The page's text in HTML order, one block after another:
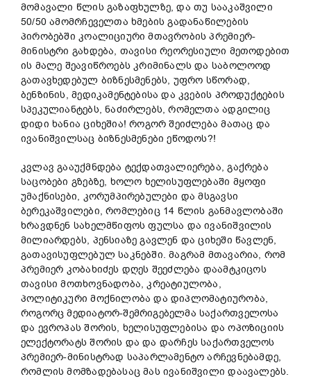
მომავალი წლის გაზაფხულზე, და თუ სააკაშვილი
50/50 ამომრჩეველთა ხმების გადანაწილების
პირობებში კოალიციური მთავრობის პრემიერ-
მინისტრი გახდება, თავისი რეორესიული მეთოდებით
ის მალე შეავიწროებს კრიმინალს და საბოლოოდ
გათავხედებულ ბიზნესმენებს, უფრო სწორად,
ბენზინის, მედიკამენტებისა და კვების პროდუქტების
სპეკულიანტებს, ნაძირლებს, რომელთა ადგილიც
დიდი ხანია ციხეშია! როგორ შეიძლება მათაც და
ივანიშვილსაც ბიზნესმენები ეწოდოს?!
კვლავ გააუქმნდება ტექდათვალიერება, გაქრება
საცობები გზებზე, ხოლო ხელისუფლებაში მყოფი
უმაქნისები, კორუმპირებულები და მსგავსი
ბერეკაშვილები, რომლებიც 14 წლის განმავლობაში
ხრავდნენ სახელმწიფოს ფულსა და ივანიშვილის
მილიარდებს, პენსიაზე გავლენ და ციხეში წავლენ,
გათავისუფლებულ საკნებში. მაგრამ მთავარია, რომ
პრემიერ კობახიძეს დღეს შეეძლება დაამტკიცოს
თავისი მოთხოვნადობა, კრეატიულობა,
პოლიტიკური მოქნილობა და დიპლომატიურობა,
როგორც მედიატორ-შემრიგებელმა საქართველოსა
და ევროპას შორის, ხელისუფლებისა და ოპოზიციის
ელექტორატს შორის და და დარჩეს საქართველოს
პრემიერ-მინისტრად საპარლამენტო არჩევნებამდე,
რომლის მომზადებასაც მას ივანიშვილი დაავალებს.